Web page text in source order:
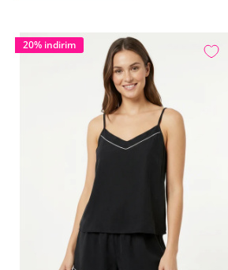
20% indirim